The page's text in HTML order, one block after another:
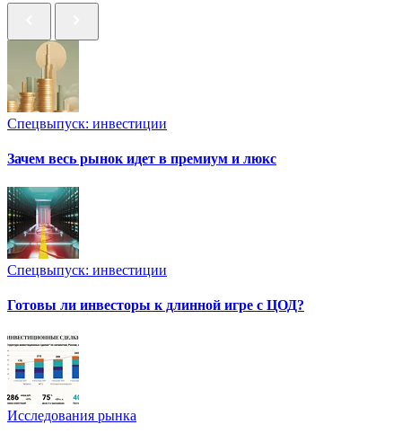
Спецвыпуск: инвестиции
Зачем весь рынок идет в премиум и люкс
Спецвыпуск: инвестиции
Готовы ли инвесторы к длинной игре с ЦОД?
Исследования рынка